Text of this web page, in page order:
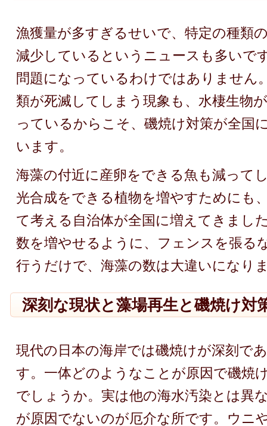
漁獲量が多すぎるせいで、特定の種類
減少しているというニュースも多いで
問題になっているわけではありません
類が死滅してしまう現象も、水棲生物
っているからこそ、磯焼け対策が全国
います。
海藻の付近に産卵をできる魚も減って
光合成をできる植物を増やすためにも
て考える自治体が全国に増えてきまし
数を増やせるように、フェンスを張る
行うだけで、海藻の数は大違いになり
深刻な現状と藻場再生と磯焼け対
現代の日本の海岸では磯焼けが深刻で
す。一体どのようなことが原因で磯焼
でしょうか。実は他の海水汚染とは異
が原因でないのが厄介な所です。ウニ